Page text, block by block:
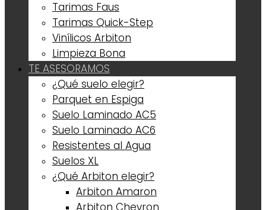
Tarimas Faus
Tarimas Quick-Step
Vinílicos Arbiton
Limpieza Bona
TE ASESORAMOS
¿Qué suelo elegir?
Parquet en Espiga
Suelo Laminado AC5
Suelo Laminado AC6
Resistentes al Agua
Suelos XL
¿Qué Arbiton elegir?
Arbiton Amaron
Arbiton Chevron